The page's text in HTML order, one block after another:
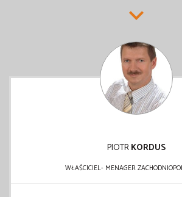
PIOTRKORDUS
WŁAŚCICIEL- MENAGER